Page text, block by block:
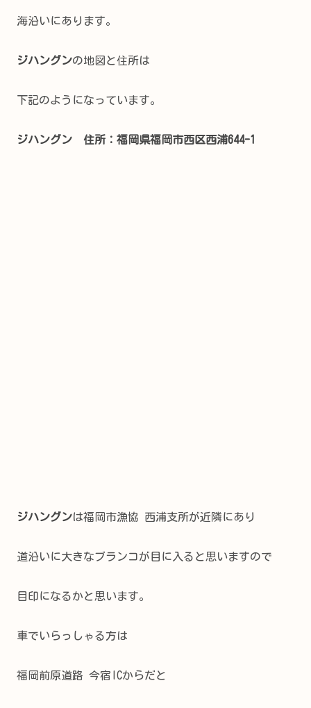
海沿いにあります。
ジハングンの地図と住所は
下記のようになっています。
ジハングン 住所：福岡県福岡市西区西浦644-1
ジハングンは福岡市漁協 西浦支所が近隣にあり
道沿いに大きなブランコが目に入ると思いますので
目印になるかと思います。
車でいらっしゃる方は
福岡前原道路 今宿ICからだと